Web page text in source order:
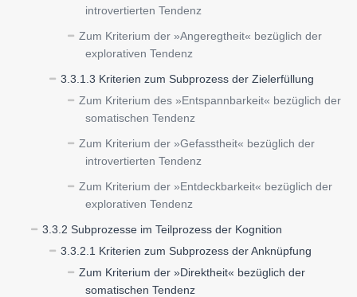
introvertierten Tendenz
Zum Kriterium der »Angeregtheit« bezüglich der
explorativen Tendenz
3.3.1.3 Kriterien zum Subprozess der Zielerfüllung
Zum Kriterium des »Entspannbarkeit« bezüglich der
somatischen Tendenz
Zum Kriterium der »Gefasstheit« bezüglich der
introvertierten Tendenz
Zum Kriterium der »Entdeckbarkeit« bezüglich der
explorativen Tendenz
3.3.2 Subprozesse im Teilprozess der Kognition
3.3.2.1 Kriterien zum Subprozess der Anknüpfung
Zum Kriterium der »Direktheit« bezüglich der
somatischen Tendenz